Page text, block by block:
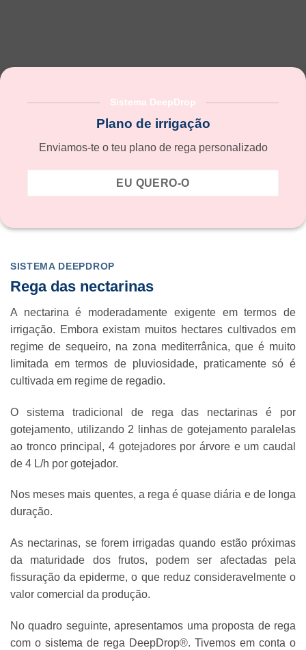
Sistema DeepDrop
Plano de irrigação
Enviamos-te o teu plano de rega personalizado
EU QUERO-O
SISTEMA DEEPDROP
Rega das nectarinas
A nectarina é moderadamente exigente em termos de
irrigação. Embora existam muitos hectares cultivados em
regime de sequeiro, na zona mediterrânica, que é muito
limitada em termos de pluviosidade, praticamente só é
cultivada em regime de regadio.
O sistema tradicional de rega das nectarinas é por
gotejamento, utilizando 2 linhas de gotejamento paralelas
ao tronco principal, 4 gotejadores por árvore e um caudal
de 4 L/h por gotejador.
Nos meses mais quentes, a rega é quase diária e de longa
duração.
As nectarinas, se forem irrigadas quando estão próximas
da maturidade dos frutos, podem ser afectadas pela
fissuração da epiderme, o que reduz consideravelmente o
valor comercial da produção.
No quadro seguinte, apresentamos uma proposta de rega
com o sistema de rega DeepDrop®. Tivemos em conta o